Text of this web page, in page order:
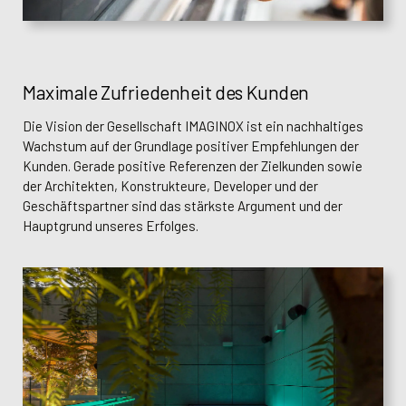
Maximale Zufriedenheit des Kunden
Die Vision der Gesellschaft IMAGINOX ist ein nachhaltiges
Wachstum auf der Grundlage positiver Empfehlungen der
Kunden. Gerade positive Referenzen der Zielkunden sowie
der Architekten, Konstrukteure, Developer und der
Geschäftspartner sind das stärkste Argument und der
Hauptgrund unseres Erfolges.
Mgr. Vladimir Duženkov
Geschäftsvertreter für
russischsprachige Länder
Ing. Marek Fischer, MIM
Geschäftsvertreter für englisch-
und deutschsprachige Länder